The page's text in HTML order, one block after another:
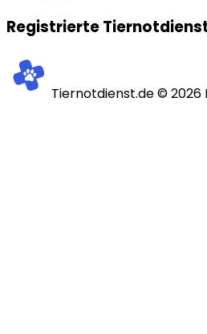
Registrierte
Tiernotdienst.de ©2026